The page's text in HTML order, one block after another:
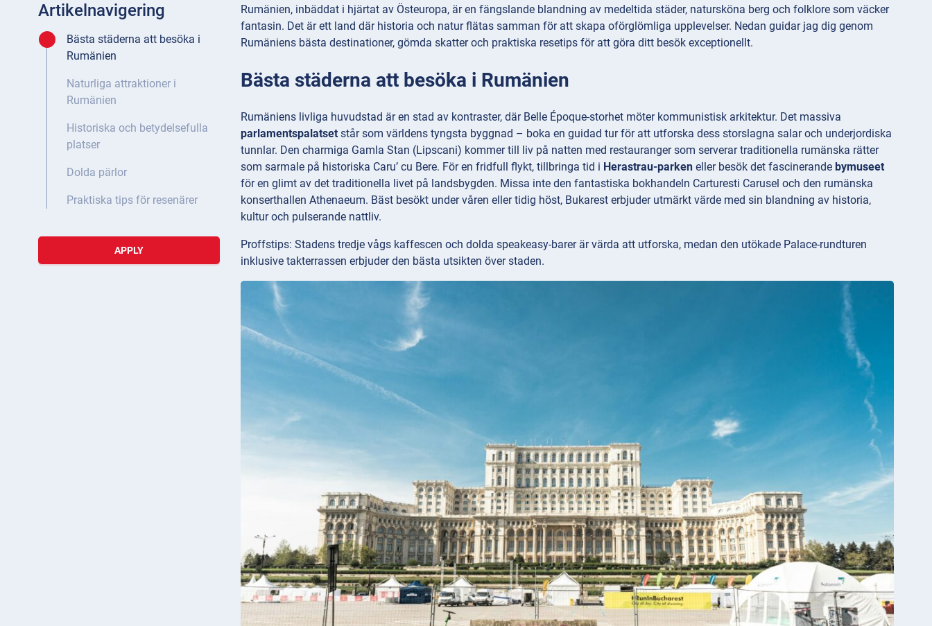
Artikelnavigering
Bästa städerna att besöka i
Rumänien
Naturliga attraktioner i
Rumänien
Historiska och betydelsefulla
platser
Dolda pärlor
Praktiska tips för resenärer
APPLY
Rumänien, inbäddat i hjärtat av Östeuropa, är en fängslande blandning av medeltida städer, natursköna berg och folklore som väcker
fantasin. Det är ett land där historia och natur flätas samman för att skapa oförglömliga upplevelser. Nedan guidar jag dig genom
Rumäniens bästa destinationer, gömda skatter och praktiska resetips för att göra ditt besök exceptionellt.
Bästa städerna att besöka i Rumänien
Rumäniens livliga huvudstad är en stad av kontraster, där Belle Époque-storhet möter kommunistisk arkitektur. Det massiva
parlamentspalatset står som världens tyngsta byggnad – boka en guidad tur för att utforska dess storslagna salar och underjordiska
tunnlar. Den charmiga Gamla Stan (Lipscani) kommer till liv på natten med restauranger som serverar traditionella rumänska rätter
som sarmale på historiska Caru’ cu Bere. För en fridfull flykt, tillbringa tid i Herastrau-parken eller besök det fascinerande bymuseet
för en glimt av det traditionella livet på landsbygden. Missa inte den fantastiska bokhandeln Carturesti Carusel och den rumänska
konserthallen Athenaeum. Bäst besökt under våren eller tidig höst, Bukarest erbjuder utmärkt värde med sin blandning av historia,
kultur och pulserande nattliv.
Proffstips: Stadens tredje vågs kaffescen och dolda speakeasy-barer är värda att utforska, medan den utökade Palace-rundturen
inklusive takterrassen erbjuder den bästa utsikten över staden.